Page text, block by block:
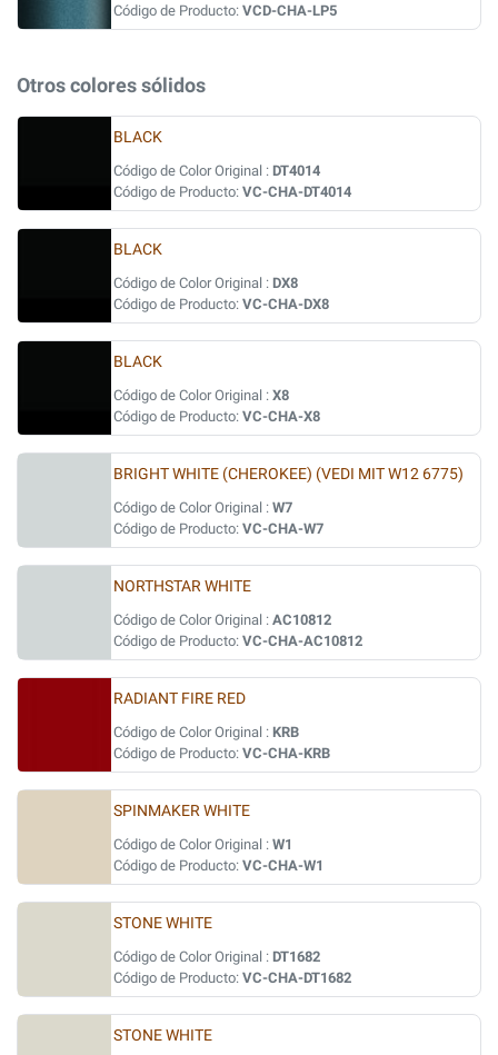
Código de Producto: VCD-CHA-LP5
Otros colores sólidos
BLACK
Código de Color Original : DT4014
Código de Producto: VC-CHA-DT4014
BLACK
Código de Color Original : DX8
Código de Producto: VC-CHA-DX8
BLACK
Código de Color Original : X8
Código de Producto: VC-CHA-X8
BRIGHT WHITE (CHEROKEE) (VEDI MIT W12 6775)
Código de Color Original : W7
Código de Producto: VC-CHA-W7
NORTHSTAR WHITE
Código de Color Original : AC10812
Código de Producto: VC-CHA-AC10812
RADIANT FIRE RED
Código de Color Original : KRB
Código de Producto: VC-CHA-KRB
SPINMAKER WHITE
Código de Color Original : W1
Código de Producto: VC-CHA-W1
STONE WHITE
Código de Color Original : DT1682
Código de Producto: VC-CHA-DT1682
STONE WHITE